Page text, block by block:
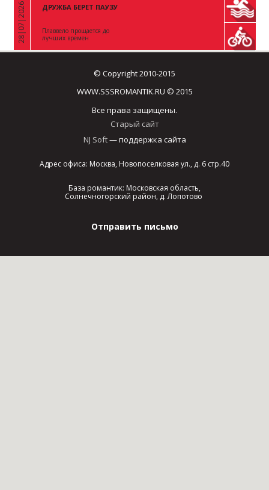
«
28|07|2026 ДРУЖБА БЕРЕТ ПАУЗУ
Плаввело прощается до
лучших времен
© Copyright 2010-2015
WWW.SSSROMANTIK.RU © 2015
Все права защищены.
Старый сайт
NJ Soft— поддержка сайта
Адрес офиса: Москва, Новопоселковая ул., д. 6 стр.40
База романтик: Московская область,
Солнечногорский район, д. Лопотово
Отправить письмо